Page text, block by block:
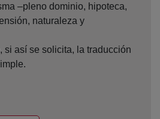
–pleno dominio, hipoteca,
naturaleza y
si así se solicita, la traducción